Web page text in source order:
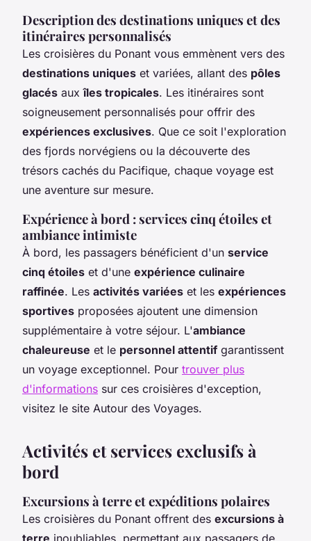
Description des destinations uniques et des
itinéraires personnalisés
Les croisières du Ponant vous emmènent vers des
destinations uniques et variées, allant des pôles
glacés auxîles tropicales. Les itinéraires sont
soigneusement personnalisés pour offrir des
expériences exclusives. Que ce soit l'exploration
des fjords norvégiens ou la découverte des
trésors cachés du Pacifique, chaque voyage est
une aventure sur mesure.
Expérience à bord : services cinq étoiles et
ambiance intimiste
À bord, les passagers bénéficient d'un service
cinq étoiles et d'une expérience culinaire
raffinée. Les activités variées et les expériences
sportives proposées ajoutent une dimension
supplémentaire à votre séjour. L'ambiance
chaleureuse et le personnel attentif garantissent
un voyage exceptionnel. Pour trouver plus
d'informations sur ces croisières d'exception,
visitez le site Autour des Voyages.
Activités et services exclusifs à
bord
Excursions à terre et expéditions polaires
Les croisières du Ponant offrent des excursions à
terre inoubliables, permettant aux passagers de